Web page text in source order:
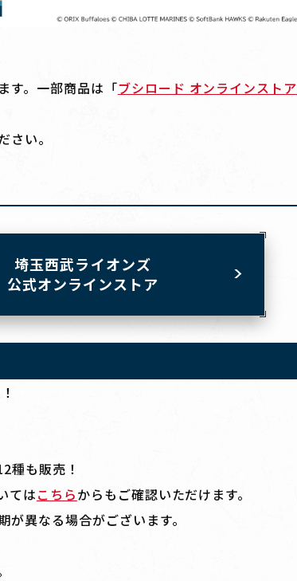
す。一部商品は「ブシロード オンラインストア
い。
埼玉西武ライオンズ
公式オンラインストア
種も販売！
てはこちらからもご確認いただけます。
異なる場合がございます。